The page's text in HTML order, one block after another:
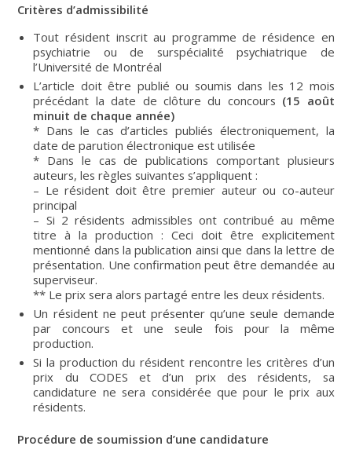
Critères d’admissibilité
Tout résident inscrit au programme de résidence en
psychiatrie ou de surspécialité psychiatrique de
l’Université de Montréal
L’article doit être publié ou soumis dans les 12 mois
précédant la date de clôture du concours (15 août
minuit de chaque année)
* Dans le cas d’articles publiés électroniquement, la
date de parution électronique est utilisée
* Dans le cas de publications comportant plusieurs
auteurs, les règles suivantes s’appliquent :
– Le résident doit être premier auteur ou co-auteur
principal
– Si 2 résidents admissibles ont contribué au même
titre à la production : Ceci doit être explicitement
mentionné dans la publication ainsi que dans la lettre de
présentation. Une confirmation peut être demandée au
superviseur.
** Le prix sera alors partagé entre les deux résidents.
Un résident ne peut présenter qu’une seule demande
par concours et une seule fois pour la même
production.
Si la production du résident rencontre les critères d’un
prix du CODES et d’un prix des résidents, sa
candidature ne sera considérée que pour le prix aux
résidents.
Procédure de soumission d’une candidature